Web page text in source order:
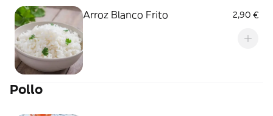
Arroz Blanco Frito 2,90 €
Pollo